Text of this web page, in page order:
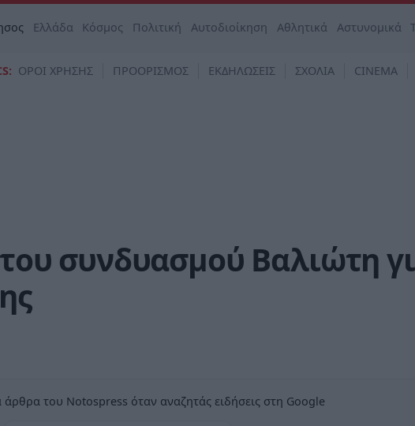
Ελλάδα Κόσμος Πολιτική Αυτοδιοίκηση Αθλητικά Αστυνομικά
ΟΡΟΙ ΧΡΗΣΗΣ ΠΡΟΟΡΙΣΜΟΣ ΕΚΔΗΛΩΣΕΙΣ ΣΧΟΛΙΑ CINEMA
συνδυασμού Βαλιώτη
άρθρα του Notospress όταν αναζητάς ειδήσεις στη Google